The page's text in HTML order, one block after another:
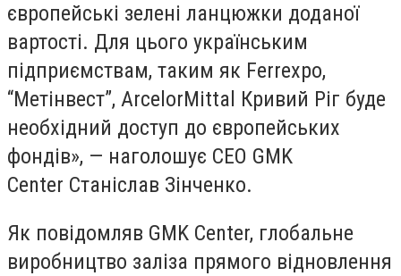
європейські зелені ланцюжки доданої
вартості. Для цього українським
підприємствам, таким як Ferrexpo,
“Метінвест”, ArcelorMittal Кривий Ріг буде
необхідний доступ до європейських
фондів», — наголошує CEO GMK
Center Станіслав Зінченко.
Як повідомляв GMK Center, глобальне
виробництво заліза прямого відновлення